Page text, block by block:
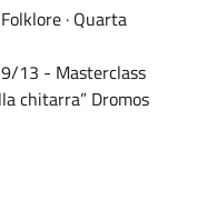
· Quarta
9/13 - Masterclass
chitarra” Dromos